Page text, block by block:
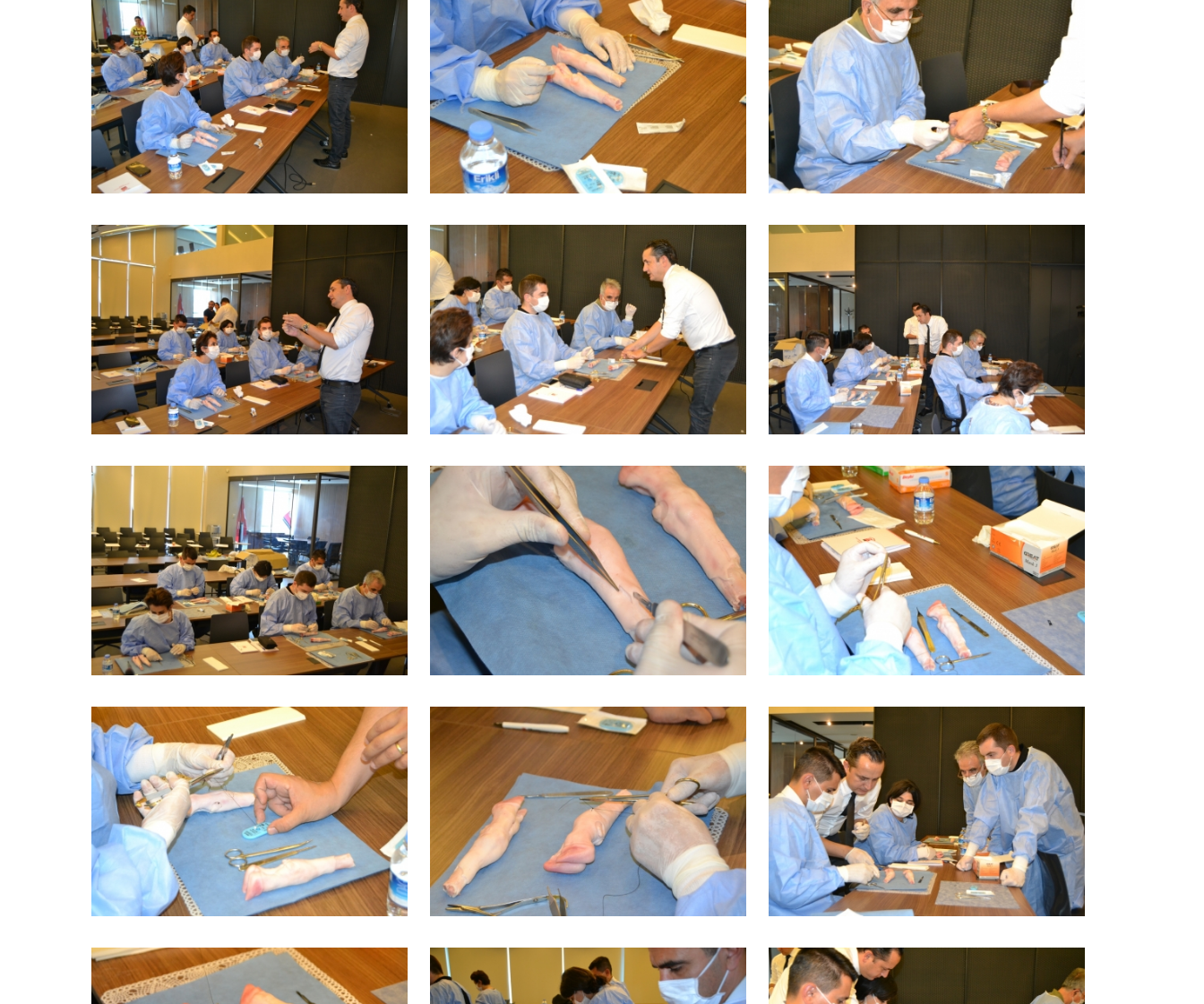
BÜYÜK GÖSTER BÜYÜK GÖSTER BÜYÜK GÖSTER
BÜYÜK GÖSTER BÜYÜK GÖSTER
BÜYÜK GÖSTER BÜYÜK GÖSTER BÜYÜK GÖSTER
BÜYÜK GÖSTER BÜYÜK GÖSTER BÜYÜK GÖSTER